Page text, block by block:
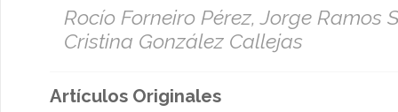
Rocío Forneiro Pérez, Jorge Ramos
Cristina González Callejas
Artículos Originales